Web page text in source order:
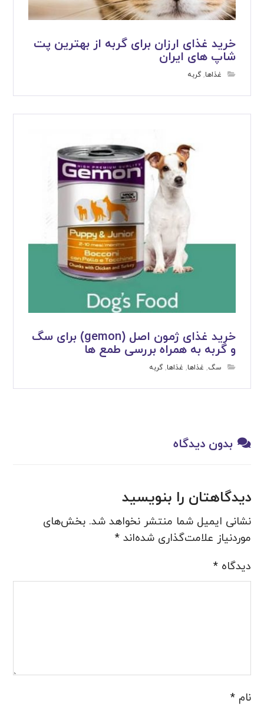
خرید غذای ارزان برای گربه از بهترین پت
شاپ های ایران
غذاها,گربه
خرید غذای ژمون اصل (gemon) برای سگ
و گربه به همراه بررسی طمع ها
سگ, غذاها, غذاها,گربه
بدون دیدگاه
دیدگاهتان را بنویسید
نشانی ایمیل شما منتشر نخواهد شد. بخش‌های
موردنیاز علامت‌گذاری شده‌اند*
دیدگاه*
نام*